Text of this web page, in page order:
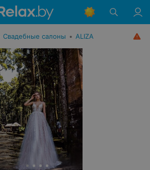
Свадебные салоны • ALIZA